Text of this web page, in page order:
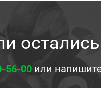
56-00 или